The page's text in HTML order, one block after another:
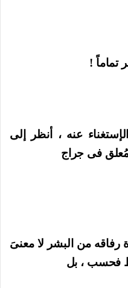
تماماً !
عنه ، أنظر إلى
فى جراج
رفاقه من البشر لا معنىَ
فحسب ، بل